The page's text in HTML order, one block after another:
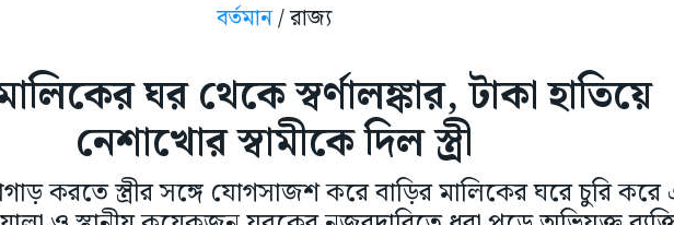
বর্তমান/ রাজ্য
ঘর থেকে স্বর্ণালঙ্কার, টাকা হাতিয়ে
নেশাখোর স্বামীকে দিল স্ত্রী
করতে স্ত্রীর সঙ্গে যোগসাজশ করে বাড়ির মালিকের ঘরে চুরি